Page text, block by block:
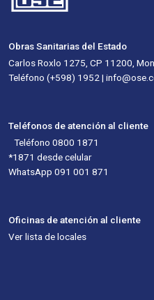
Obras Sanitarias del Estado
Carlos Roxlo 1275, CP 11200,
Teléfono (+598) 1952 |
Teléfonos de atención al cliente
Teléfono 0800 1871
*1871 desde celular
WhatsApp 091 001 871
Oficinas de atención al cliente
Ver lista de locales